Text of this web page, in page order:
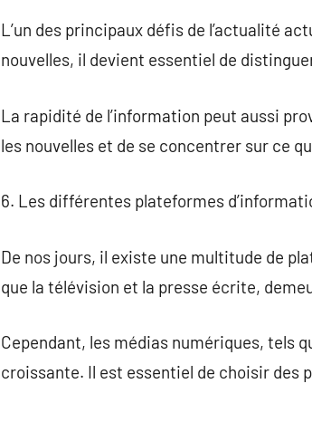
L’un des principaux défis de l’actualité
nouvelles, il devient essentiel de
La rapidité de l’information peut aussi
les nouvelles et de se concentrer sur ce
6. Les différentes plateformes
De nos jours, il existe une multitude de
que la télévision et la presse écrite,
Cependant, les médias numériques, tels
croissante. Il est essentiel de choisir des